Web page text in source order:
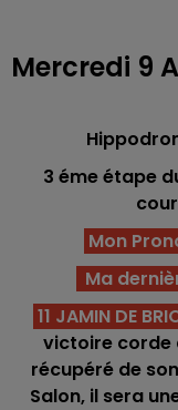
Mercredi 9
3 éme étape
Mon
Ma
11 JAMIN DE
victoire corde
récupéré de
Salon, il sera